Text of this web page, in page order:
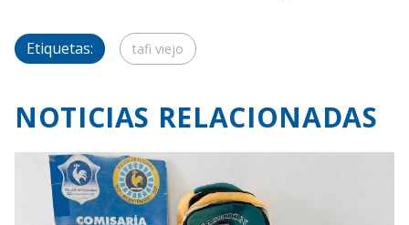
Etiquetas: tafi viejo
NOTICIAS RELACIONADAS